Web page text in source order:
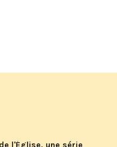
l'Église, une série